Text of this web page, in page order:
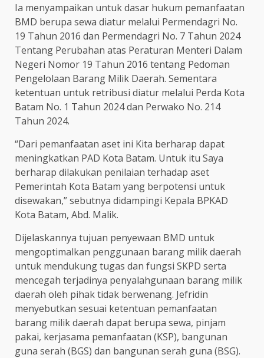
Ia menyampaikan untuk dasar hukum pemanfaatan
BMD berupa sewa diatur melalui Permendagri No.
19 Tahun 2016 dan Permendagri No. 7 Tahun 2024
Tentang Perubahan atas Peraturan Menteri Dalam
Negeri Nomor 19 Tahun 2016 tentang Pedoman
Pengelolaan Barang Milik Daerah. Sementara
ketentuan untuk retribusi diatur melalui Perda Kota
Batam No. 1 Tahun 2024 dan Perwako No. 214
Tahun 2024.
“Dari pemanfaatan aset ini Kita berharap dapat
meningkatkan PAD Kota Batam. Untuk itu Saya
berharap dilakukan penilaian terhadap aset
Pemerintah Kota Batam yang berpotensi untuk
disewakan,” sebutnya didampingi Kepala BPKAD
Kota Batam, Abd. Malik.
Dijelaskannya tujuan penyewaan BMD untuk
mengoptimalkan penggunaan barang milik daerah
untuk mendukung tugas dan fungsi SKPD serta
mencegah terjadinya penyalahgunaan barang milik
daerah oleh pihak tidak berwenang. Jefridin
menyebutkan sesuai ketentuan pemanfaatan
barang milik daerah dapat berupa sewa, pinjam
pakai, kerjasama pemanfaatan (KSP), bangunan
guna serah (BGS) dan bangunan serah guna (BSG).